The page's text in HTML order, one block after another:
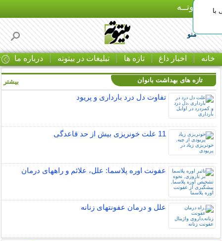
بـیتوتــه
منو
خانه اخبار داغ تازه ها تبلیغات در بیتوته درباره ما
با
تازه های بهداشت بانوان
تفاوت دل درد بارداری و پریود
11 علت خونریزی بیش از حد قاعدگی
عفونت اوره پلاسما: علل، علائم و راههای درمان
علل و درمان عفونتهای زنانه
بیشتر